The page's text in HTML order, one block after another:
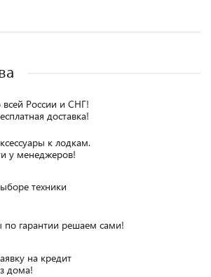
всей России и СНГ!
доставка!
к лодкам.
у менеджеров!
техники
по гарантии решаем сами!
на кредит
дома!